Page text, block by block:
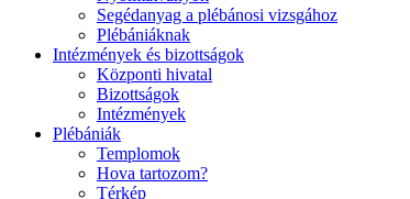
Segédanyag a plébánosi vizsgához
Plébániáknak
Intézmények és bizottságok
Központi hivatal
Bizottságok
Intézmények
Plébániák
Templomok
Hova tartozom?
Térkép